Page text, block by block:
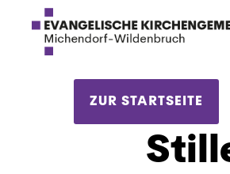
ZUR STARTSEITE